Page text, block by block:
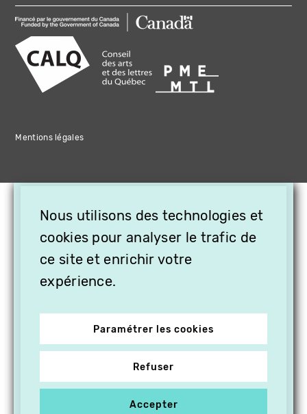
Mentions légales
Nous utilisons des technologies et
cookies pour analyser le trafic de
ce site et enrichir votre
expérience.
Paramétrer les cookies
Refuser
Accepter
OFFREZ LA VIDÉO EN
CADEAU, ABONNEZ VOS
PROCHES À VITHÈQUE !